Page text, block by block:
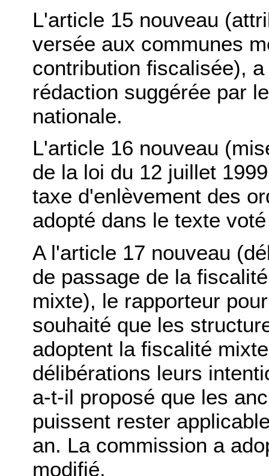
L'article 15 nouveau
versée aux communes
contribution fiscalisée),
rédaction suggérée par
nationale.
L'article 16 nouveau
de la loi du 12 juillet
taxe d'enlèvement des
adopté dans le texte
A l'article 17 nouveau
de passage de la
mixte), le rapporteur
souhaité que les
adoptent la fiscalité
délibérations leurs
a-t-il proposé que les
puissent rester
an. La commission a
modifié.